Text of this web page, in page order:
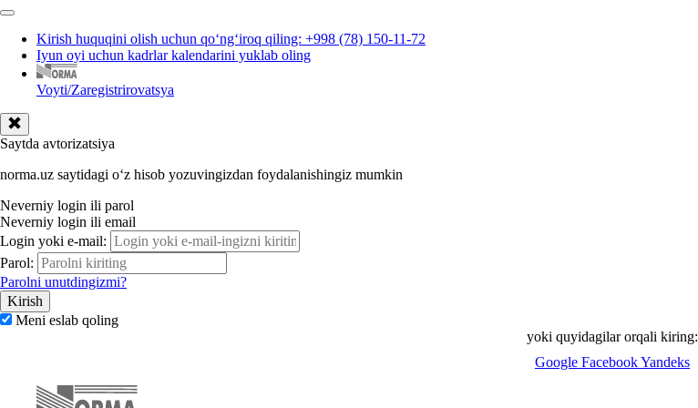
Kirish huquqini olish uchun qoʻngʻiroq qiling: +998 (78) 150-11-72
Iyun oyi uchun kadrlar kalendarini yuklab oling
Voyti/Zaregistrirovatsya
Saytda avtorizatsiya
norma.uz saytidagi oʻz hisob yozuvingizdan foydalanishingiz mumkin
Neverniy login ili parol
Neverniy login ili email
Login yoki e-mail:
Parol:
Parolni unutdingizmi?
Meni eslab qoling
yoki quyidagilar orqali kiring:
Google FacebookYandeks